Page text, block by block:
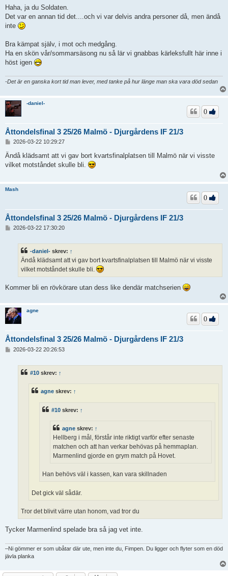
Haha, ja du Soldaten.
Det var en annan tid det....och vi var delvis andra personer då, men ändå
inte
Bra kämpat själv, i mot och medgång.
Ha en skön vår/sommarsäsong nu så lär vi gnabbas kärleksfullt här inne i
höst igen
-Det är en ganska kort tid man lever, med tanke på hur länge man ska vara död sedan
-daniel-
Åttondelsfinal 3 25/26 Malmö - Djurgårdens IF 21/3
0
l
ä
g
2026-03-22 10:29:27
Ändå klädsamt att vi gav bort kvartsfinalplatsen till Malmö när vi visste
vilket motståndet skulle bli.
Mash
Åttondelsfinal 3 25/26 Malmö - Djurgårdens IF 21/3
0
2026-03-22 17:30:20
-daniel- skrev: ↑
Ändå klädsamt att vi gav bort kvartsfinalplatsen till Malmö när vi visste
vilket motståndet skulle bli.
Kommer bli en rövkörare utan dess like dendär matchserien
agne
Åttondelsfinal 3 25/26 Malmö - Djurgårdens IF 21/3
0
2026-03-22 20:26:53
#10 skrev: ↑
agne skrev: ↑
#10 skrev: ↑
agne skrev: ↑
Hellberg i mål, förstår inte riktigt varför efter senaste
matchen och att han verkar behövas på hemmaplan.
Marmenlind gjorde en grym match på Hovet.
Han behövs väl i kassen, kan vara skillnaden
Det gick väl sådär.
Tror det blivit värre utan honom, vad tror du
Tycker Marmenlind spelade bra så jag vet inte.
–Ni gömmer er som ubåtar där ute, men inte du, Fimpen. Du ligger och flyter som en död
jävla planka